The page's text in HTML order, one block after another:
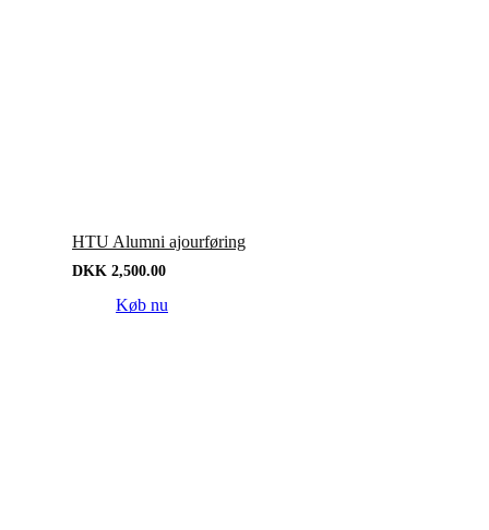
HTU Alumni ajourføring
DKK 2,500.00
Køb nu